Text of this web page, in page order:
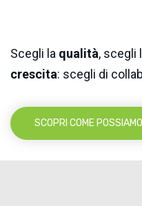
Scegli la qualità, scegli
crescita: scegli di
SCOPRI COME